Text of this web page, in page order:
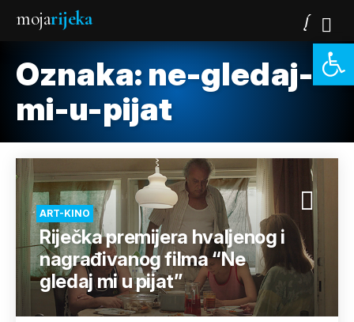
mojarijeka
Oznaka: ne-gledaj-
mi-u-pijat
ART-KINO
Riječka premijera hvaljenog i
nagrađivanog filma “Ne
gledaj mi u pijat”